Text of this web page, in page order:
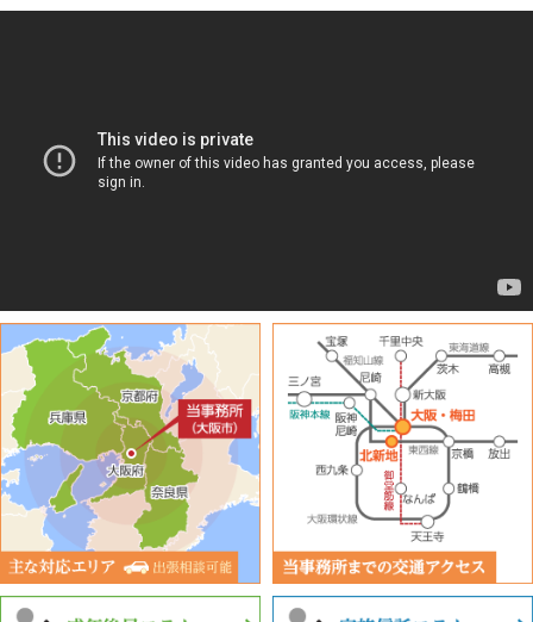
利用者等は当該第三者のウェブサイト内に設けられたオ
※「クッキー（Cookie）」とは
クッキーとは、ウェブページの利用時に、ブラウザとサ
次回、同じページにアクセスすると、このクッキーの情
報を使って、ページ運営者は利用者等ごとに表示を変え
ることができます。
利用者等がブラウザの設定でクッキーの送受信を許可し
ている場合、ウェブサイトはユーザーのブラウザからク
ッキーの取得ができます。クッキーの送受信では、プラ
イバシー保護のため、利用者等のブラウザはそのウェブ
サイトのサーバーが送受信したクッキーのみを送信しま
す。
利用者等は、クッキーの送受信に関する設定を「すべて
のクッキーを許可する」、「すべてのクッキーを拒否す
る」、「クッキーを受信したらユーザーに通知する」な